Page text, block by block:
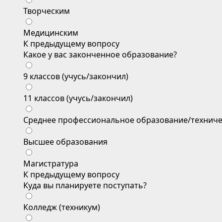
Творческим
Медицинским
К предыдущему вопросу
Какое у вас законченное образование?
9 классов (учусь/закончил)
11 классов (учусь/закончил)
Среднее профессиональное образование/
Высшее образования
Магистратура
К предыдущему вопросу
Куда вы планируете поступать?
Колледж (техникум)